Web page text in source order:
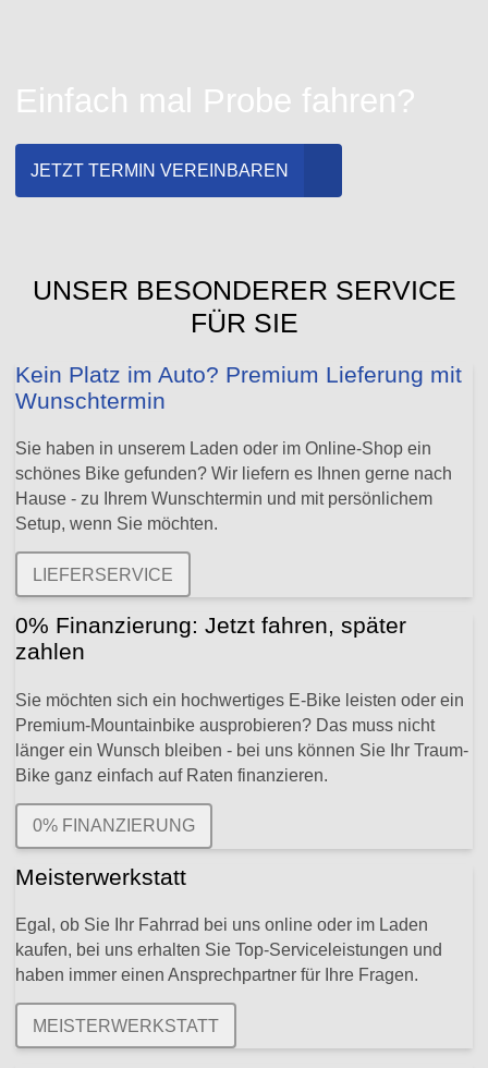
Einfach mal Probe fahren?
JETZT TERMIN VEREINBAREN
UNSER BESONDERER SERVICE
FÜR SIE
Kein Platz im Auto? Premium Lieferung mit
Wunschtermin
Sie haben in unserem Laden oder im Online-Shop ein
schönes Bike gefunden? Wir liefern es Ihnen gerne nach
Hause - zu Ihrem Wunschtermin und mit persönlichem
Setup, wenn Sie möchten.
LIEFERSERVICE
0% Finanzierung: Jetzt fahren, später
zahlen
Sie möchten sich ein hochwertiges E-Bike leisten oder ein
Premium-Mountainbike ausprobieren? Das muss nicht
länger ein Wunsch bleiben - bei uns können Sie Ihr Traum-
Bike ganz einfach auf Raten finanzieren.
0% FINANZIERUNG
Meisterwerkstatt
Egal, ob Sie Ihr Fahrrad bei uns online oder im Laden
kaufen, bei uns erhalten Sie Top-Serviceleistungen und
haben immer einen Ansprechpartner für Ihre Fragen.
MEISTERWERKSTATT